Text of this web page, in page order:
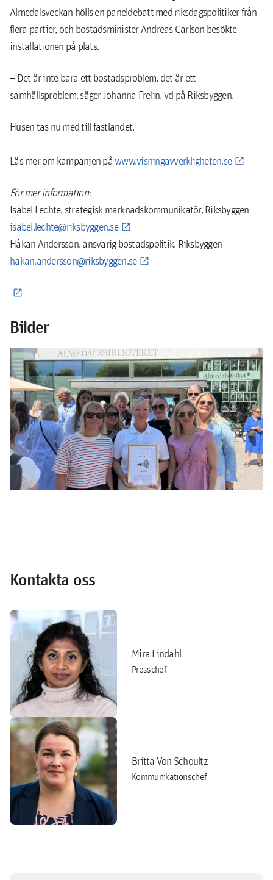
Almedalsveckan hölls en paneldebatt med riksdagspolitiker från
flera partier, och bostadsminister Andreas Carlson besökte
installationen på plats.
– Det är inte bara ett bostadsproblem, det är ett
samhällsproblem, säger Johanna Frelin, vd på Riksbyggen.
Husen tas nu med till fastlandet.
Läs mer om kampanjen påwww.visningavverkligheten.se
För mer information:
Isabel Lechte, strategisk marknadskommunikatör, Riksbyggen
isabel.lechte@riksbyggen.se
Håkan Andersson, ansvarig bostadspolitik, Riksbyggen
hakan.andersson@riksbyggen.se
Bilder
Kontakta oss
Mira Lindahl
Presschef
Britta Von Schoultz
Kommunikationschef